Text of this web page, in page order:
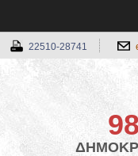
22510-28741